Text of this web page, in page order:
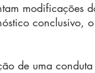
modificações
conclusivo,
de uma